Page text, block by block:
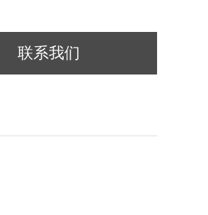
联系我们